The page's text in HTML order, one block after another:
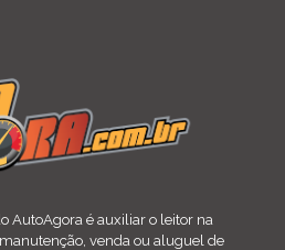
AutoAgora é auxiliar o leitor na
venda ou aluguel de